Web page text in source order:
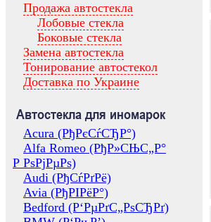
Продажа автостекла
Лобовые стекла
Боковые стекла
Замена автостекла
Тонирование автостекол
Доставка по Украине
Автостекла для иномарок
Acura (РђРєСѓСЂР°)
Alfa Romeo (РђР»СЊС„Р°
Р РѕРјРµРѕ)
Audi (РђСѓРґРё)
Avia (РђРІРёР°)
Bedford (Р‘РµРґС„РѕСЂРґ)